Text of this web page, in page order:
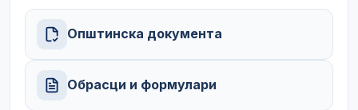
Општинска документа
Обрасци и формулари